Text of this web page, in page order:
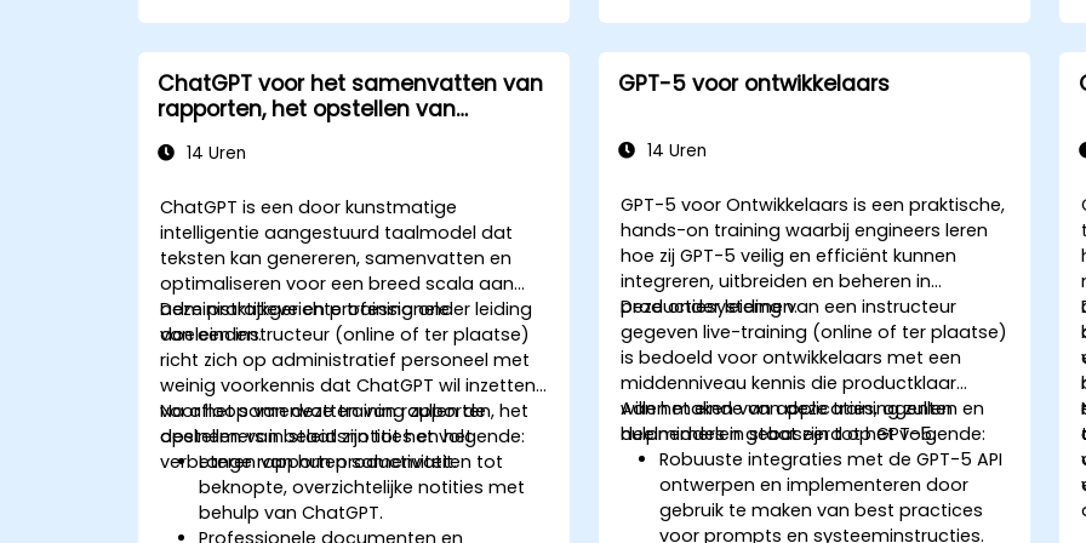
ChatGPT voor het samenvatten van
rapporten, het opstellen van
productiviteitsverbetering in
14 Uren
ChatGPT is een door kunstmatige
intelligentie aangestuurd taalmodel dat
teksten kan genereren, samenvatten en
optimaliseren voor een breed scala aan
administratieve en professionele
doeleinden.
Deze praktijkgerichte training onder leiding
van een instructeur (online of ter plaatse)
richt zich op administratief personeel met
weinig voorkennis dat ChatGPT wil inzetten
voor het samenvatten van rapporten, het
opstellen van beleidsnotities en het
verbeteren van hun productiviteit.
Na afloop van deze training zullen de
deelnemers in staat zijn tot het volgende:
Lange rapporten samenvatten tot
beknopte, overzichtelijke notities met
behulp van ChatGPT.
Professionele documenten en
GPT-5 voor ontwikkelaars
14 Uren
GPT-5 voor Ontwikkelaars is een praktische,
hands-on training waarbij engineers leren
hoe zij GPT-5 veilig en efficiënt kunnen
integreren, uitbreiden en beheren in
productiesystemen.
Deze onder leiding van een instructeur
gegeven live-training (online of ter plaatse)
is bedoeld voor ontwikkelaars met een
middenniveau kennis die productklaar
willen maken van applicaties, agenten en
hulpmiddelen gebaseerd op GPT-5.
Aan het einde van deze training zullen
deelnemers in staat zijn tot het volgende:
Robuuste integraties met de GPT-5 API
ontwerpen en implementeren door
gebruik te maken van best practices
voor prompts en systeeminstructies.